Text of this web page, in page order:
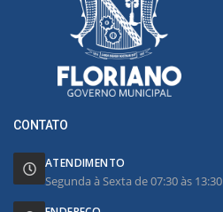
CONTATO
ATENDIMENTO
Segunda à Sexta de 07:30 às 13:30